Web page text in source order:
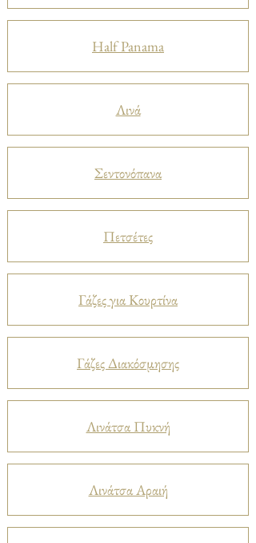
Half Panama
Λινά
Σεντονόπανα
Πετσέτες
Γάζες για Κουρτίνα
Γάζες Διακόσμησης
Λινάτσα Πυκνή
Λινάτσα Αραιή